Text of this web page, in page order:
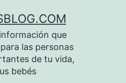
que
las personas
de tu vida,
bebés